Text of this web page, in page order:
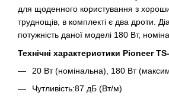
для щоденного користування з
труднощів, в комплекті є два дроти.
потужність даної моделі 180 Вт,
Технічні характеристики Pioneer
20 Вт (номінальна), 180 Вт
Чутливість:87 дБ (Вт/м)